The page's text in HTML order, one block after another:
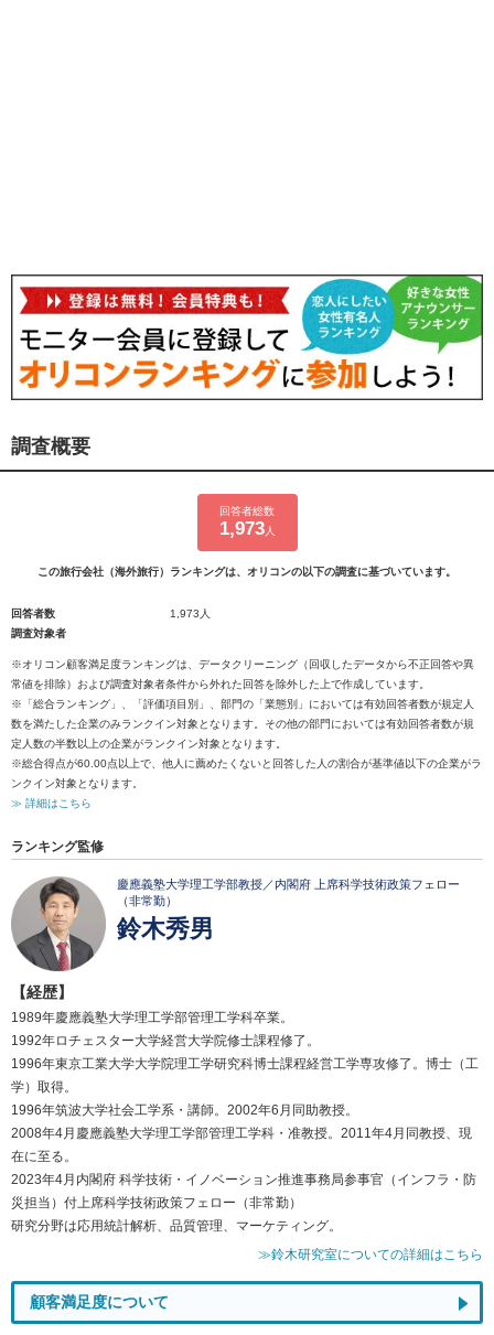
調査概要
回答者総数
1,973人
この旅行会社（海外旅行）ランキングは、オリコンの以下の調査に基づいています。
回答者数
1,973人
調査対象者
※オリコン顧客満足度ランキングは、データクリーニング（回収したデータから不正回答や異
常値を排除）および調査対象者条件から外れた回答を除外した上で作成しています。
※「総合ランキング」、「評価項目別」、部門の「業態別」においては有効回答者数が規定人
数を満たした企業のみランクイン対象となります。その他の部門においては有効回答者数が規
定人数の半数以上の企業がランクイン対象となります。
※総合得点が60.00点以上で、他人に薦めたくないと回答した人の割合が基準値以下の企業がラ
ンクイン対象となります。
≫ 詳細はこちら
ランキング監修
慶應義塾大学理工学部教授／内閣府 上席科学技術政策フェロー
（非常勤）
鈴木秀男
【経歴】
1989年慶應義塾大学理工学部管理工学科卒業。
1992年ロチェスター大学経営大学院修士課程修了。
1996年東京工業大学大学院理工学研究科博士課程経営工学専攻修了。博士（工
学）取得。
1996年筑波大学社会工学系・講師。2002年6月同助教授。
2008年4月慶應義塾大学理工学部管理工学科・准教授。2011年4月同教授、現
在に至る。
2023年4月内閣府 科学技術・イノベーション推進事務局参事官（インフラ・防
災担当）付上席科学技術政策フェロー（非常勤）
研究分野は応用統計解析、品質管理、マーケティング。
≫鈴木研究室についての詳細はこちら
顧客満足度について